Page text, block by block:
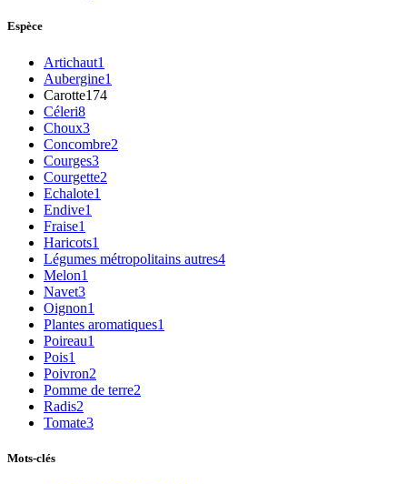
Espèce
Artichaut1
Aubergine1
Carotte174
Céleri8
Choux3
Concombre2
Courges3
Courgette2
Echalote1
Endive1
Fraise1
Haricots1
Légumes métropolitains autres4
Melon1
Navet3
Oignon1
Plantes aromatiques1
Poireau1
Pois1
Poivron2
Pomme de terre2
Radis2
Tomate3
Mots-clés